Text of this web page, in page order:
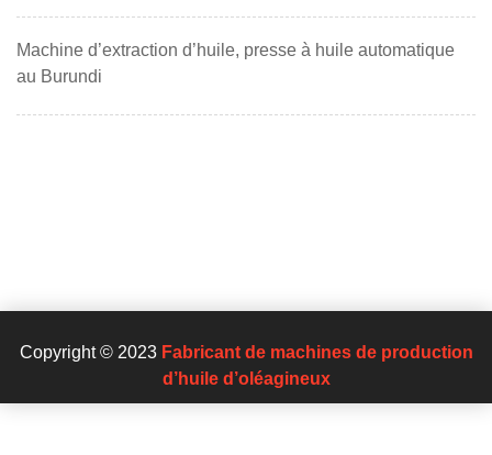
Machine d’extraction d’huile, presse à huile automatique
au Burundi
Copyright © 2023 Fabricant de machines de production
d’huile d’oléagineux